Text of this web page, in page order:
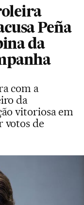
Peña
da
com a
da
vitoriosa em
votos de